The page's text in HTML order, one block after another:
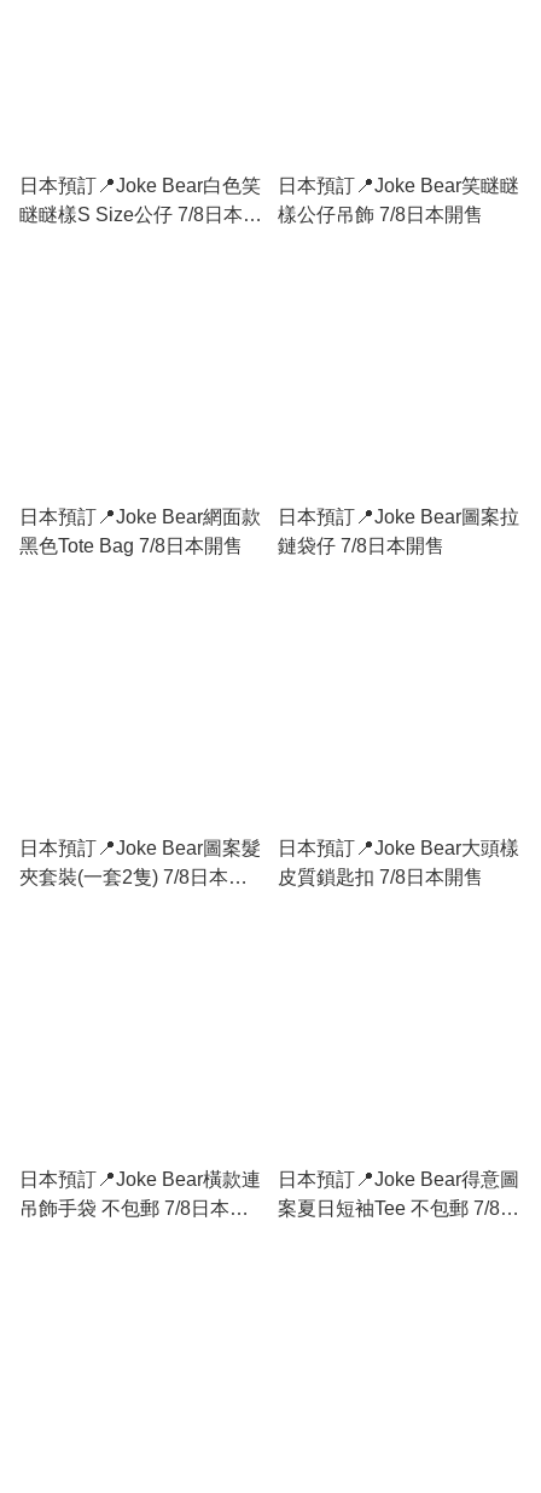
日本預訂📍Joke Bear白色笑
瞇瞇樣S Size公仔 7/8日本開
日本預訂📍Joke Bear笑瞇瞇
樣公仔吊飾 7/8日本開售
日本預訂📍Joke Bear網面款
黑色Tote Bag 7/8日本開售
日本預訂📍Joke Bear圖案拉
鏈袋仔 7/8日本開售
日本預訂📍Joke Bear圖案髮
夾套裝(一套2隻) 7/8日本開
日本預訂📍Joke Bear大頭樣
皮質鎖匙扣 7/8日本開售
日本預訂📍Joke Bear橫款連
吊飾手袋 不包郵 7/8日本開
日本預訂📍Joke Bear得意圖
案夏日短袖Tee 不包郵 7/8日